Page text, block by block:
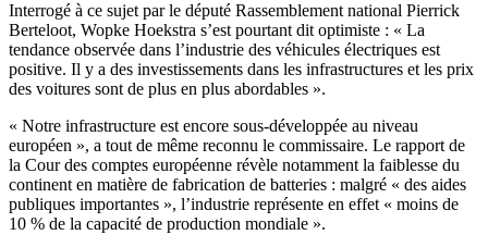
Interrogé à ce sujet par le député Rassemblement national Pierrick
Berteloot, Wopke Hoekstra s’est pourtant dit optimiste : « La
tendance observée dans l’industrie des véhicules électriques est
positive. Il y a des investissements dans les infrastructures et les prix
des voitures sont de plus en plus abordables ».
« Notre infrastructure est encore sous-développée au niveau
européen », a tout de même reconnu le commissaire. Le rapport de
la Cour des comptes européenne révèle notamment la faiblesse du
continent en matière de fabrication de batteries : malgré « des aides
publiques importantes », l’industrie représente en effet « moins de
10 % de la capacité de production mondiale ».